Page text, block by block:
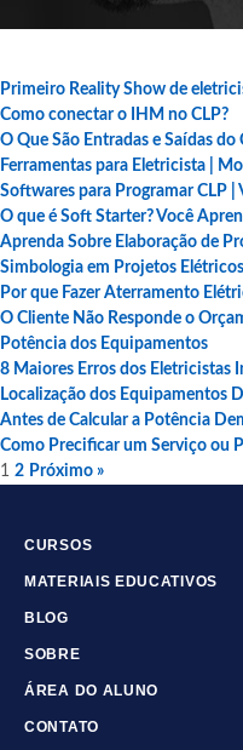
Primeiro Reality Show de
Como conectar o IHM no CLP?
O Que São Entradas e Saídas do
Ferramentas para Eletricista |
Softwares para Programar CLP |
O que é Soft Starter? Você
Aprenda Sobre Elaboração de
Simbologia em Projetos
Por que Fazer Aterramento
O Cliente Não Responde o
Potência dos Equipamentos
8 Maiores Erros dos Eletricistas
Localização dos Equipamentos
Antes de Calcular a Potência
Como Precificar um Serviço ou
1 2 Próximo »
CURSOS
MATERIAIS EDUCATIVOS
BLOG
SOBRE
ÁREA DO ALUNO
CONTATO